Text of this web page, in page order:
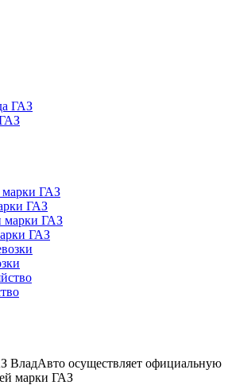
ГАЗ
ГАЗ
ВладАвто осуществляет официальную
марки ГАЗ